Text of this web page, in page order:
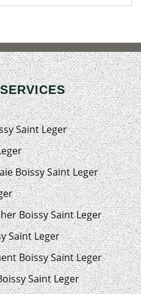
Saint Leger
Boissy Saint Leger
Boissy Saint Leger
Saint Leger
Boissy Saint Leger
Saint Leger